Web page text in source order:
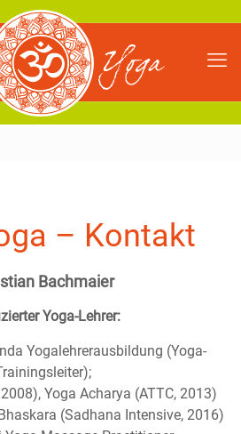
– Kontakt
Bachmaier
Yoga-Lehrer:
Yogalehrerausbildung (Yoga-
Yoga Acharya (ATTC, 2013)
(Sadhana Intensive, 2016)